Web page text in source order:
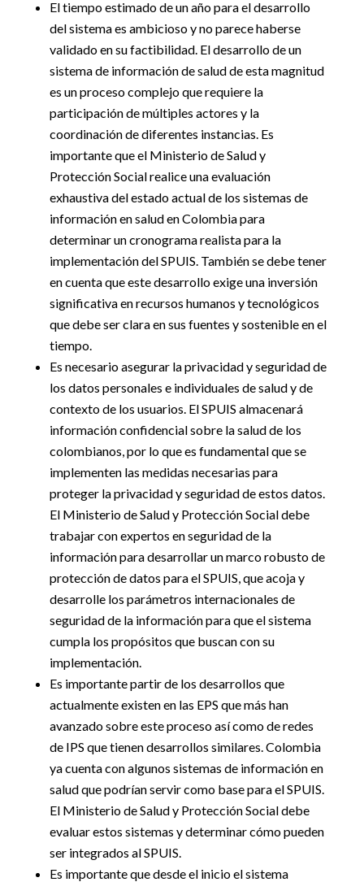
El tiempo estimado de un año para el desarrollo
del sistema es ambicioso y no parece haberse
validado en su factibilidad. El desarrollo de un
sistema de información de salud de esta magnitud
es un proceso complejo que requiere la
participación de múltiples actores y la
coordinación de diferentes instancias. Es
importante que el Ministerio de Salud y
Protección Social realice una evaluación
exhaustiva del estado actual de los sistemas de
información en salud en Colombia para
determinar un cronograma realista para la
implementación del SPUIS. También se debe tener
en cuenta que este desarrollo exige una inversión
significativa en recursos humanos y tecnológicos
que debe ser clara en sus fuentes y sostenible en el
tiempo.
Es necesario asegurar la privacidad y seguridad de
los datos personales e individuales de salud y de
contexto de los usuarios. El SPUIS almacenará
información confidencial sobre la salud de los
colombianos, por lo que es fundamental que se
implementen las medidas necesarias para
proteger la privacidad y seguridad de estos datos.
El Ministerio de Salud y Protección Social debe
trabajar con expertos en seguridad de la
información para desarrollar un marco robusto de
protección de datos para el SPUIS, que acoja y
desarrolle los parámetros internacionales de
seguridad de la información para que el sistema
cumpla los propósitos que buscan con su
implementación.
Es importante partir de los desarrollos que
actualmente existen en las EPS que más han
avanzado sobre este proceso así como de redes
de IPS que tienen desarrollos similares. Colombia
ya cuenta con algunos sistemas de información en
salud que podrían servir como base para el SPUIS.
El Ministerio de Salud y Protección Social debe
evaluar estos sistemas y determinar cómo pueden
ser integrados al SPUIS.
Es importante que desde el inicio el sistema